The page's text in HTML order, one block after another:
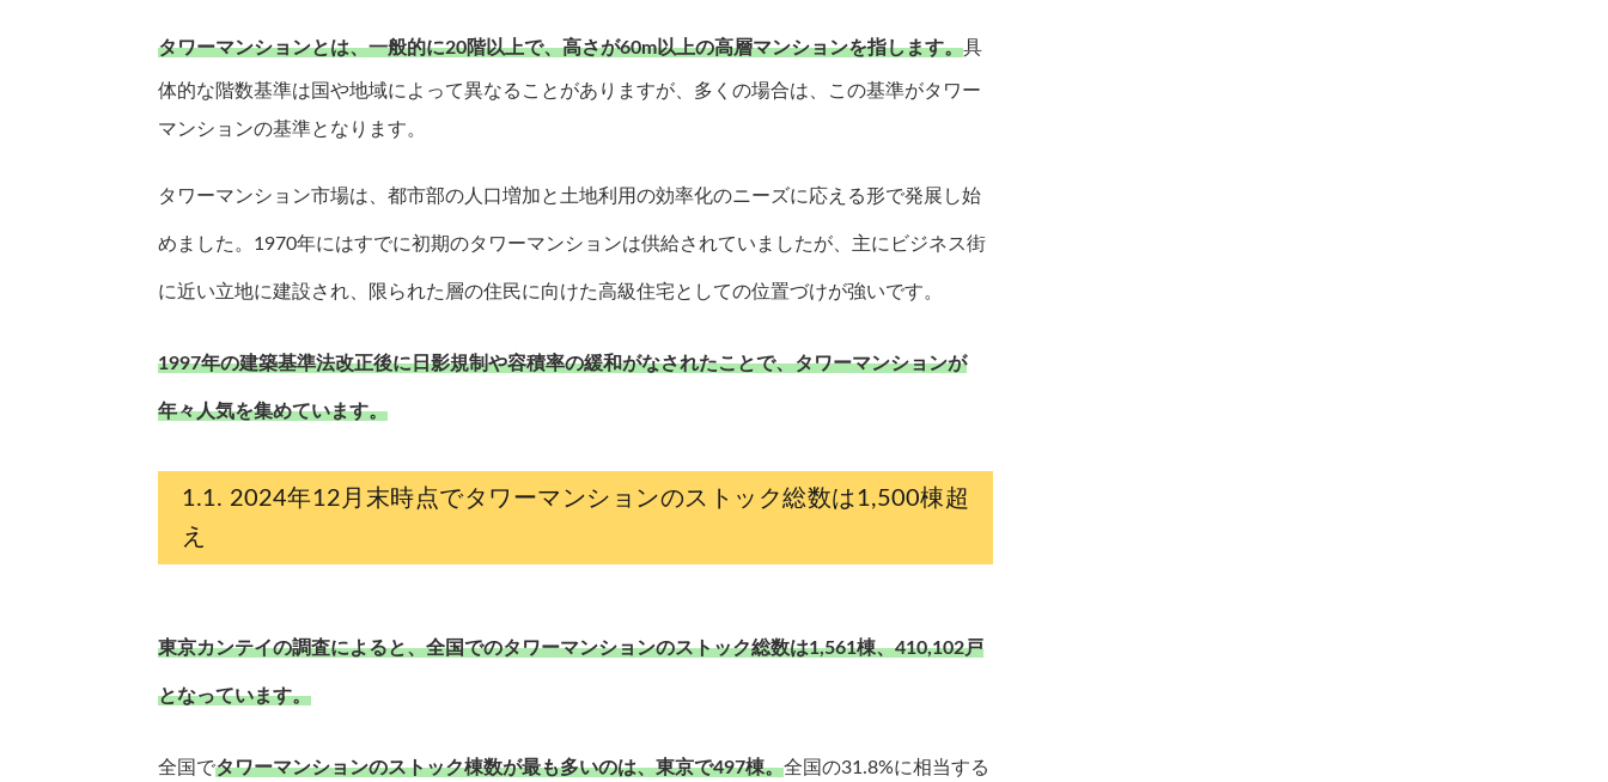
タワーマンションとは、一般的に20階以上で、高さが60m以上の高層マンションを指します。具
体的な階数基準は国や地域によって異なることがありますが、多くの場合は、この基準がタワー
マンションの基準となります。
タワーマンション市場は、都市部の人口増加と土地利用の効率化のニーズに応える形で発展し始
めました。1970年にはすでに初期のタワーマンションは供給されていましたが、主にビジネス街
に近い立地に建設され、限られた層の住民に向けた高級住宅としての位置づけが強いです。
1997年の建築基準法改正後に日影規制や容積率の緩和がなされたことで、タワーマンションが
年々人気を集めています。
2024年12月末時点でタワーマンションのストック総数は1,500棟超
え
東京カンテイの調査によると、全国でのタワーマンションのストック総数は1,561棟、410,102戸
となっています。
全国でタワーマンションのストック棟数が最も多いのは、東京で497棟。全国の31.8%に相当する